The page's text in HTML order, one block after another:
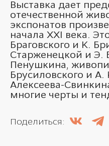
Выставка дает
отечественной
экспонатов
начала ХXI века.
Браговского и К.
Старженецкой и Э.
Пенушкина,
Брусиловского и
Алексеева-
многие черты и
Поделиться: